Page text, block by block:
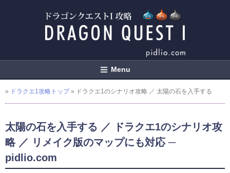
Menu
» ドラクエ1攻略トップ» ドラクエ1のシナリオ攻略 ／ 太陽の石を入手する
太陽の石を入手する ／ ドラクエ1のシナリオ攻
略 ／ リメイク版のマップにも対応 ─
pidlio.com